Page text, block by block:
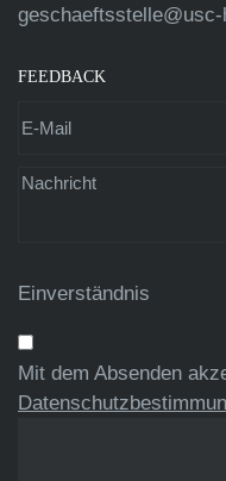
geschaeftsstelle@usc-
FEEDBACK
Einverständnis
Mit dem Absenden